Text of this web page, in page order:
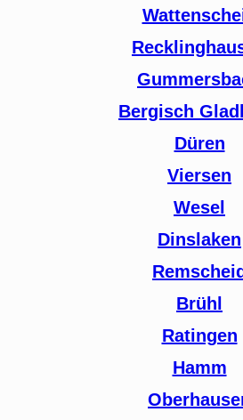
Bergisch
Düren
Viersen
Wesel
Dinslaken
Remscheid
Brühl
Ratingen
Hamm